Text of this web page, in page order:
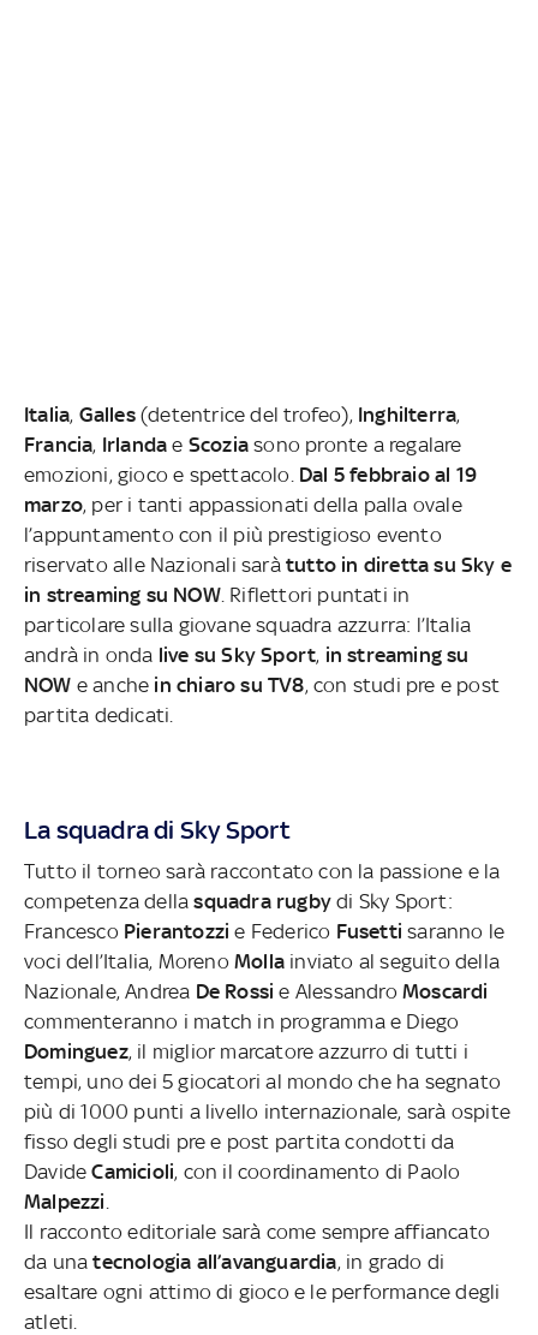
Italia, Galles(detentrice del trofeo), Inghilterra,
Francia, Irlanda e Scozia sono pronte a regalare
emozioni, gioco e spettacolo. Dal 5 febbraio al 19
marzo, per i tanti appassionati della palla ovale
l’appuntamento con il più prestigioso evento
riservato alle Nazionali sarà tutto in diretta su Sky e
in streaming su NOW. Riflettori puntati in
particolare sulla giovane squadra azzurra: l’Italia
andrà in onda live su Sky Sport, in streaming su
NOW e anche in chiaro su TV8, con studi pre e post
partita dedicati.
La squadra di Sky Sport
Tutto il torneo sarà raccontato con la passione e la
competenza dellasquadra rugbydi Sky Sport:
Francesco Pierantozzi e Federico Fusettisaranno le
voci dell’Italia, Moreno Mollainviato al seguito della
Nazionale, Andrea De Rossi e AlessandroMoscardi
commenteranno i match in programma e Diego
Dominguez, il miglior marcatore azzurro di tutti i
tempi, uno dei 5 giocatori al mondo che ha segnato
più di 1000 punti a livello internazionale, sarà ospite
fisso degli studi pre e post partita condotti da
DavideCamicioli, con il coordinamento di Paolo
Malpezzi
Il racconto editoriale sarà come sempre affiancato
da unatecnologia all’avanguardia, in grado di
esaltare ogni attimo di gioco e le performance degli
atleti.